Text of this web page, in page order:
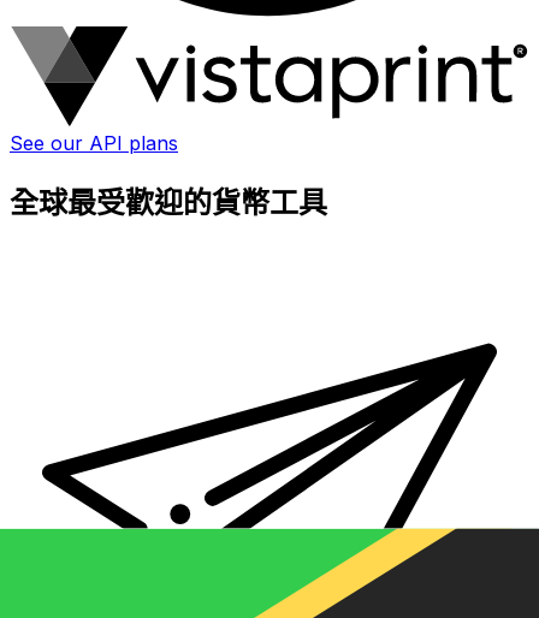
See our API plans
全球最受歡迎的貨幣工具